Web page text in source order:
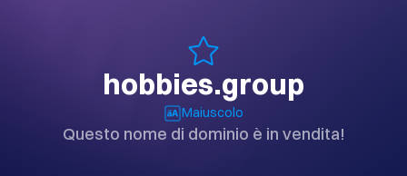
hobbies.group
Maiuscolo
Questo nome di dominio è in vendita!